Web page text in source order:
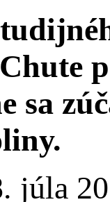
sa
júla